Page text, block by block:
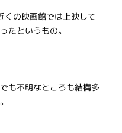
くの映画館では上映して
たというもの。
も不明なところも結構多